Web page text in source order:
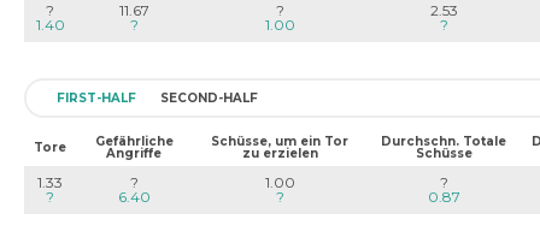
?
1.40
11.67
?
?
1.00
2.53
?
FIRST-HALF SECOND-HALF
Tore Gefährliche
Angriffe
Schüsse, um ein Tor
zu erzielen
Durchschn. Totale
Schüsse
1.33
?
?
6.40
1.00
?
?
0.87